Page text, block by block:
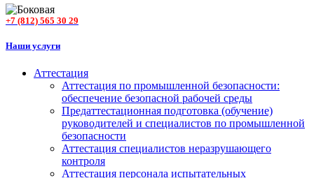
+7 (812) 565 30 29
Наши услуги
Аттестация
Аттестация по промышленной безопасности:
обеспечение безопасной рабочей среды
Предаттестационная подготовка (обучение)
руководителей и специалистов по промышленной
безопасности
Аттестация специалистов неразрушающего
контроля
Аттестация персонала испытательных